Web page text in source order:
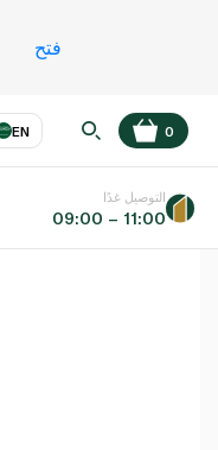
فتح
EN
عر
0
التوصيل غدًا
09:00 – 11:00